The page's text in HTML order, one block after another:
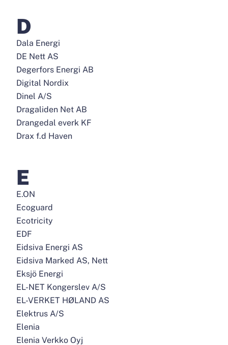
D
Dala Energi
DE Nett AS
Degerfors Energi AB
Digital Nordix
Dinel A/S
Dragaliden Net AB
Drangedal everk KF
Drax f.d Haven
E
E.ON
Ecoguard
Ecotricity
EDF
Eidsiva Energi AS
Eidsiva Marked AS, Nett
Eksjö Energi
EL-NET Kongerslev A/S
EL-VERKET HØLAND AS
Elektrus A/S
Elenia
Elenia Verkko Oyj